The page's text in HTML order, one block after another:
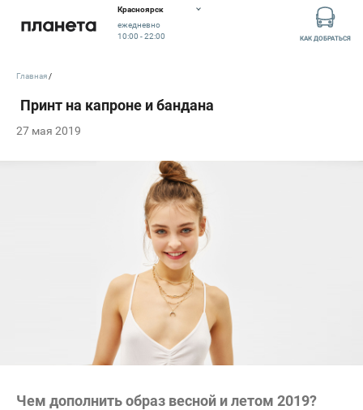
Красноярск
ежедневно
10:00 - 22:00
КАК ДОБРАТЬСЯ
27 мая 2019
Главная
Чем дополнить образ весной и летом 2019?